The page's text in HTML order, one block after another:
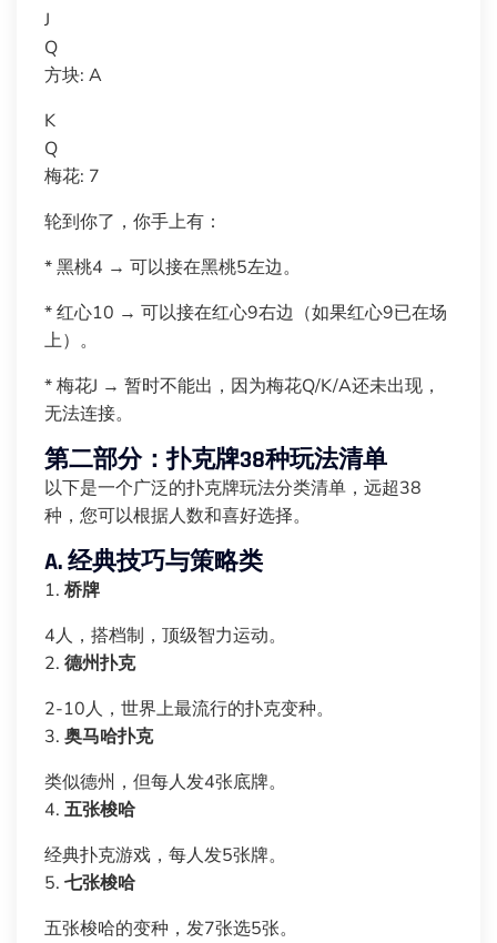
J
Q
方块: A
K
Q
梅花: 7
轮到你了，你手上有：
* 黑桃4 → 可以接在黑桃5左边。
* 红心10 → 可以接在红心9右边（如果红心9已在场
上）。
* 梅花J → 暂时不能出，因为梅花Q/K/A还未出现，
无法连接。
第二部分：扑克牌38种玩法清单
以下是一个广泛的扑克牌玩法分类清单，远超38
种，您可以根据人数和喜好选择。
A. 经典技巧与策略类
1. 桥牌
4人，搭档制，顶级智力运动。
2. 德州扑克
2-10人，世界上最流行的扑克变种。
3. 奥马哈扑克
类似德州，但每人发4张底牌。
4. 五张梭哈
经典扑克游戏，每人发5张牌。
5. 七张梭哈
五张梭哈的变种，发7张选5张。